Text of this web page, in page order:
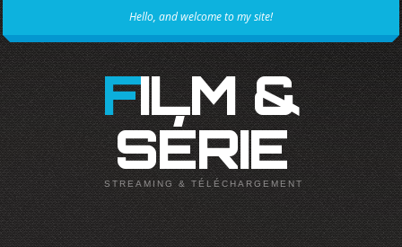
Hello, and welcome to my site!
FILM &
SÉRIE
STREAMING & TÉLÉCHARGEMENT